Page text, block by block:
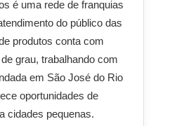
é uma rede de franquias
do público das
produtos conta com
grau, trabalhando com
em São José do Rio
oportunidades de
cidades pequenas.